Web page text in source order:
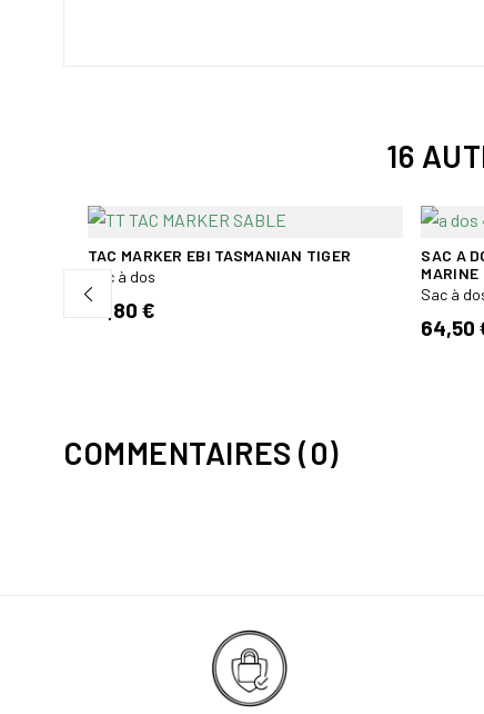
16
TAC MARKER EBI TASMANIAN TIGER
Sac à dos
16,80 €
SAC A
MARINE
Sac à
64,50
COMMENTAIRES (0)